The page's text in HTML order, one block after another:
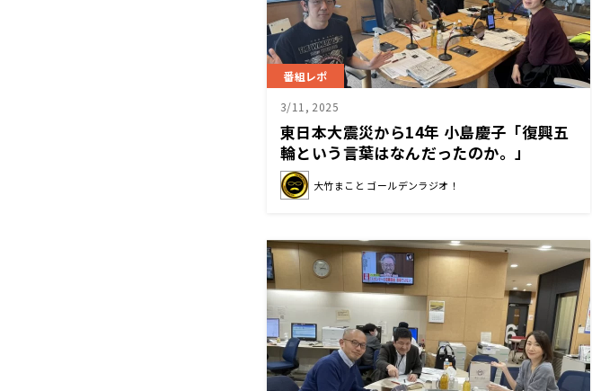
番組レポ
3/11, 2025
東日本大震災から14年 小島慶子「復興五
輪という言葉はなんだったのか。」
大竹まこと ゴールデンラジオ！